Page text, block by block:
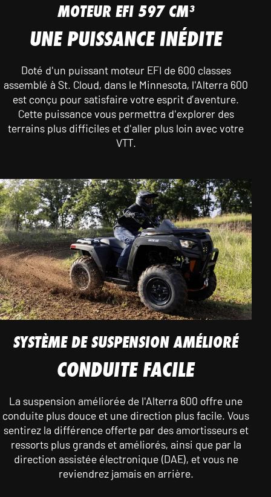
MOTEUR EFI 597 CM³
UNE PUISSANCE INÉDITE
Doté d'un puissant moteur EFI de 600 classes
assemblé à St. Cloud, dans le Minnesota, l'Alterra 600
est conçu pour satisfaire votre esprit d’aventure.
Cette puissance vous permettra d'explorer des
terrains plus difficiles et d'aller plus loin avec votre
VTT.
SYSTÈME DE SUSPENSION AMÉLIORÉ
CONDUITE FACILE
La suspension améliorée de l'Alterra 600 offre une
conduite plus douce et une direction plus facile. Vous
sentirez la différence offerte par des amortisseurs et
ressorts plus grands et améliorés, ainsi que par la
direction assistée électronique (DAE), et vous ne
reviendrez jamais en arrière.